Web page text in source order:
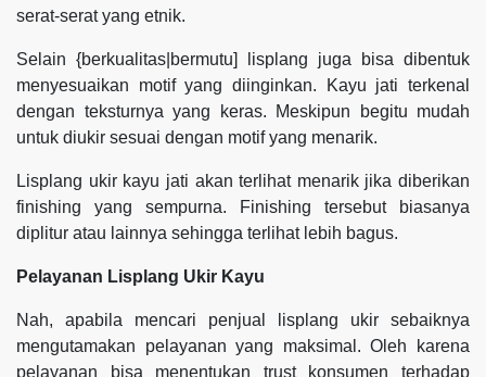
serat-serat yang etnik.
Selain {berkualitas|bermutu] lisplang juga bisa dibentuk
menyesuaikan motif yang diinginkan. Kayu jati terkenal
dengan teksturnya yang keras. Meskipun begitu mudah
untuk diukir sesuai dengan motif yang menarik.
Lisplang ukir kayu jati akan terlihat menarik jika diberikan
finishing yang sempurna. Finishing tersebut biasanya
diplitur atau lainnya sehingga terlihat lebih bagus.
Pelayanan Lisplang Ukir Kayu
Nah, apabila mencari penjual lisplang ukir sebaiknya
mengutamakan pelayanan yang maksimal. Oleh karena
pelayanan bisa menentukan trust konsumen terhadap